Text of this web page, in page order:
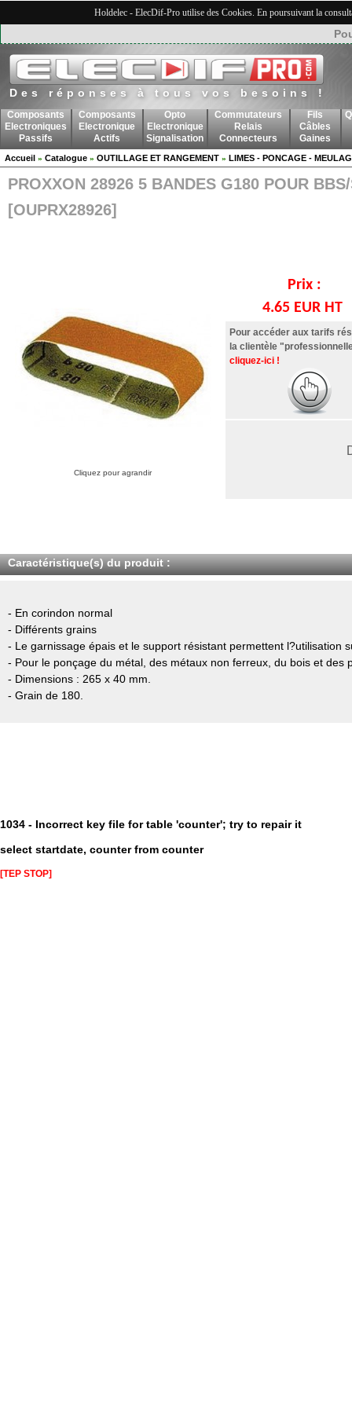
Holdelec - ElecDif-Pro utilise des Cookies. En poursuivant la
Des réponses à tous vos besoins !
Composants
Electroniques
Passifs
Composants
Electronique
Actifs
Opto
Electronique
Signalisation
Commutateurs
Relais
Connecteurs
Fils
Câbles
Gaines
Accueil » Catalogue » OUTILLAGE ET RANGEMENT » LIMES - PONCAGE -
PROXXON 28926 5 BANDES G180 POUR
[OUPRX28926]
Cliquez pour agrandir
Prix :
4.65 EUR HT
Pour accéder aux tarifs
la clientèle
cliquez-ici !
Caractéristique(s) du produit :
- En corindon normal
- Différents grains
- Le garnissage épais et le support résistant permettent l?utilisation
- Pour le ponçage du métal, des métaux non ferreux, du bois et des
- Dimensions : 265 x 40 mm.
- Grain de 180.
1034 - Incorrect key file for table 'counter'; try to repair it
select startdate, counter from counter
[TEP STOP]